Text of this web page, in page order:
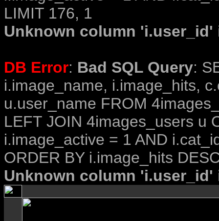
LIMIT 176, 1
Unknown column
DB Error: Bad SQL Query:
i.image_name, i.image_hits,
u.user_name FROM
LEFT JOIN 4images_users u
i.image_active = 1 AND
ORDER BY i.image_hits
Unknown column